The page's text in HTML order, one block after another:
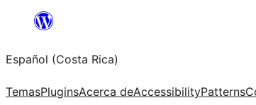
Saltar
contenido
Español (Costa Rica)
TemasPluginsAcerca deAccessibilityPatterns